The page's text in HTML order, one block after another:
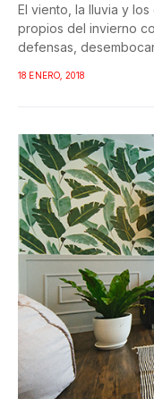
El viento, la lluvia y
propios del invierno
defensas,
18 ENERO, 2018